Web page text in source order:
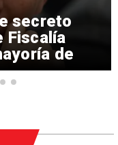
secreto
Fiscalía
de